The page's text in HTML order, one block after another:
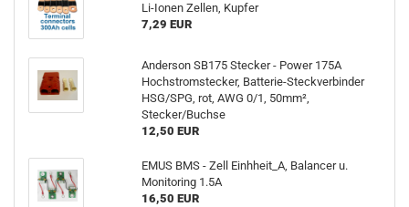
Li-Ionen Zellen, Kupfer
7,29 EUR
Anderson SB175 Stecker - Power 175A
Hochstromstecker, Batterie-Steckverbinder
HSG/SPG, rot, AWG 0/1, 50mm²,
Stecker/Buchse
12,50 EUR
EMUS BMS - Zell Einhheit_A, Balancer u.
Monitoring 1.5A
16,50 EUR